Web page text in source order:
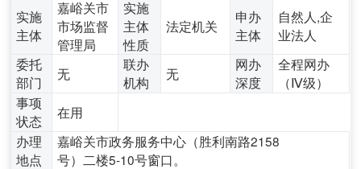
实施
主体
嘉峪关市
市场监督
管理局
实施
主体
性质
法定机关
申办
主体
自然人,企
业法人
委托
部门
无
联办
机构
无
网办
深度
全程网办
（Ⅳ级）
事项
状态
在用
办理
地点
嘉峪关市政务服务中心（胜利南路2158
号）二楼5-10号窗口。